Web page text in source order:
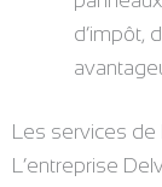
d’impôt,
Les services de
L’entreprise